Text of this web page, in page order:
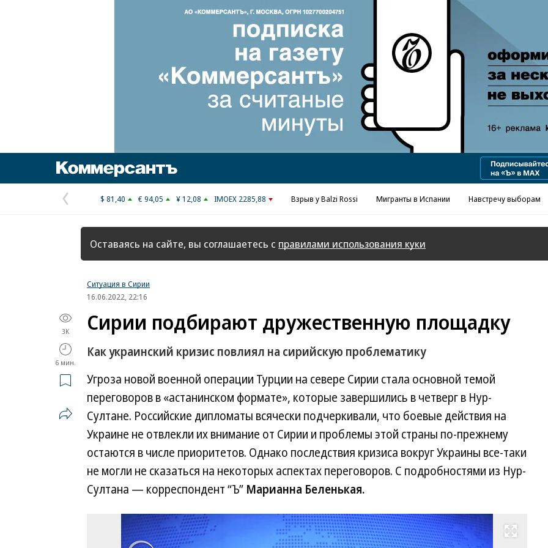
Реклама в «Ъ» www.kommersant.ru/ad
Предыдущая
страница
$ 81,40 € 94,05 ¥ 12,08 IMOEX 2285,88 Взрыв у Balzi Rossi Мигранты в Испании Навстречу выборам
Оставаясь на сайте, вы соглашаетесь с правилами использования куки
Ситуация в Сирии
16.06.2022, 22:16
3K
6 мин.
Сирии подбирают дружественную площадку
Как украинский кризис повлиял на сирийскую проблематику
Угроза новой военной операции Турции на севере Сирии стала основной темой
переговоров в «астанинском формате», которые завершились в четверг в Нур-
Султане. Российские дипломаты всячески подчеркивали, что боевые действия на
Украине не отвлекли их внимание от Сирии и проблемы этой страны по-прежнему
остаются в числе приоритетов. Однако последствия кризиса вокруг Украины все-таки
не могли не сказаться на некоторых аспектах переговоров. С подробностями из Нур-
Султана — корреспондент “Ъ” Марианна Беленькая.
Развернуть на весь экран